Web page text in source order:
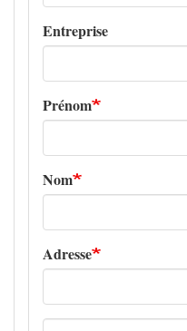
Entreprise
Prénom
Nom
Adresse